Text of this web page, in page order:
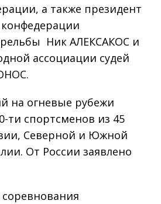
а также президент
Ник АЛЕКСАКОС и
ассоциации судей
на огневые рубежи
ти спортсменов из 45
Северной и Южной
От России заявлено